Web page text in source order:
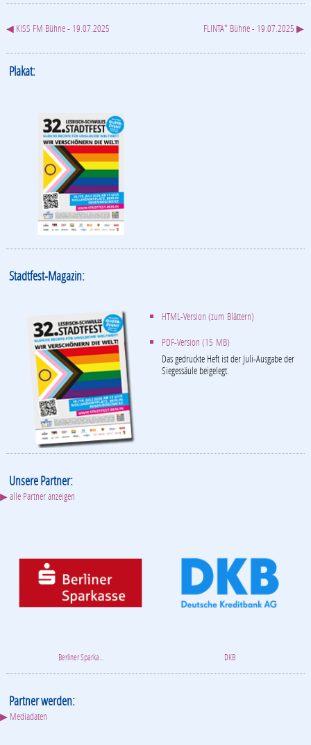
◀ KISS FM Bühne - 19.07.2025 FLINTA* Bühne - 19.07.2025 ▶
Plakat:
Stadtfest-Magazin:
HTML-Version (zum Blättern)
PDF-Version (15 MB)
Das gedruckte Heft ist der Juli-Ausgabe der
Siegessäule beigelegt.
Unsere Partner:
▶ alle Partner anzeigen
Berliner Sparka... DKB
Partner werden:
▶ Mediadaten